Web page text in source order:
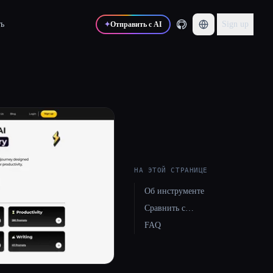
✦Отправить с AI Sign up
НА ЭТОЙ СТРАНИЦЕ
Об инструменте
Сравнить с…
FAQ